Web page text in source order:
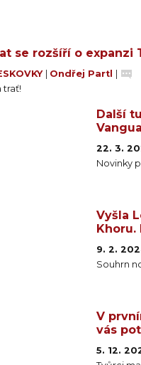
se rozšíří o expanzi
Ondřej Partl
trať!
Další
22. 3.
Novinky
Vyšla
Khoru.
9. 2.
Souhrn
V
vás
5. 12.